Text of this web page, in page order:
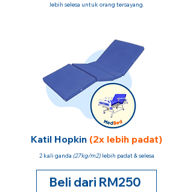
lebih selesa untuk orang tersayang.
Katil Hopkin (2x lebih padat)
2 kali ganda (27kg/m2)lebih padat & selesa
Beli dari RM250